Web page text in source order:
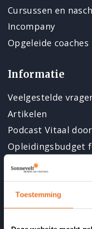
Toestemming
Cursussen en
Incompany
Opgeleide coaches
Informatie
Veelgestelde
Artikelen
Podcast Vitaal
Opleidingsbudget
Accreditaties en